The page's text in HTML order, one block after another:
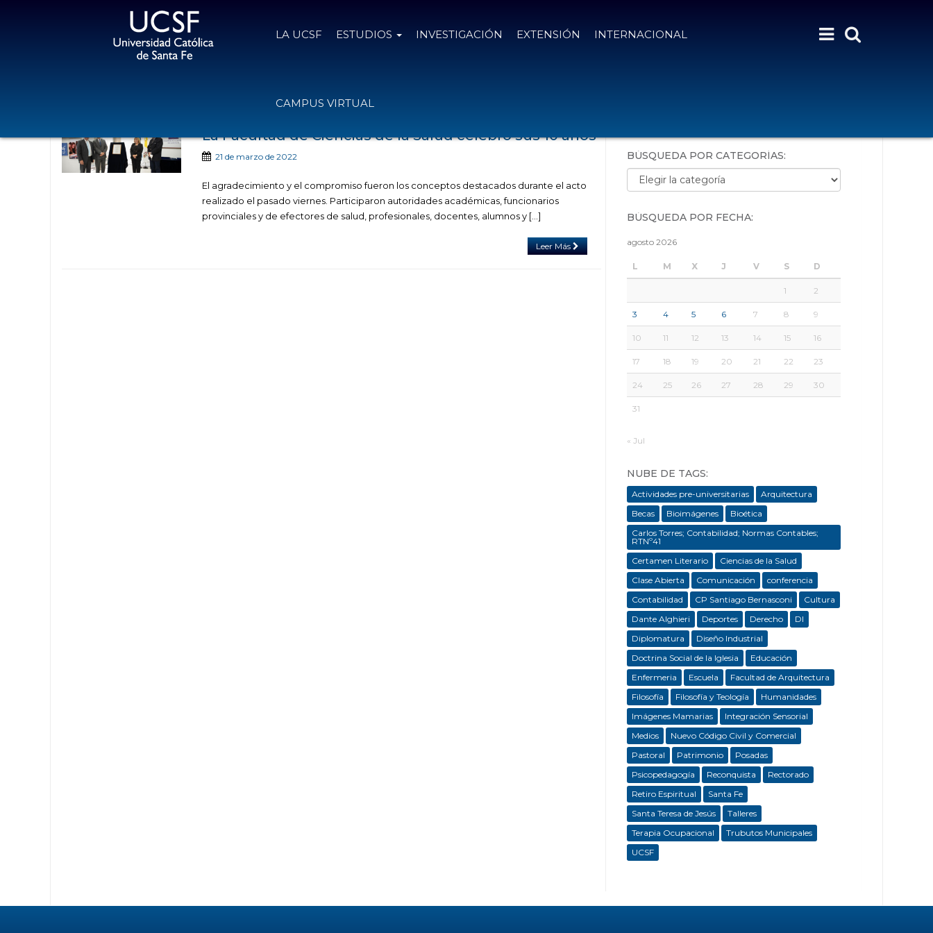
LA UCSF ESTUDIOS INVESTIGACIÓN EXTENSIÓN INTERNACIONAL
CAMPUS VIRTUAL
La Facultad de Ciencias de la Salud celebró sus 10 años
21 de marzo de 2022
El agradecimiento y el compromiso fueron los conceptos destacados durante el acto
realizado el pasado viernes. Participaron autoridades académicas, funcionarios
provinciales y de efectores de salud, profesionales, docentes, alumnos y […]
Leer Más
BÚSQUEDA POR CATEGORÍAS:
Búsqueda por categorías:
BÚSQUEDA POR FECHA:
agosto 2026
L M X J V S D
1 2
3 4 5 6 7 8 9
10 11 12 13 14 15 16
17 18 19 20 21 22 23
24 25 26 27 28 29 30
31
« Jul
NUBE DE TAGS:
Actividades pre-universitarias
Arquitectura
Becas
Bioimágenes
Bioética
Carlos Torres; Contabilidad; Normas Contables;
RTNº41
Certamen Literario
Ciencias de la Salud
Clase Abierta
Comunicación
conferencia
Contabilidad
CP Santiago Bernasconi
Cultura
Dante Alghieri
Deportes Derecho
DI
Diplomatura
Diseño Industrial
Doctrina Social de la Iglesia
Educación
Enfermeria
Escuela
Facultad de Arquitectura
Filosofía
Filosofía y Teología
Humanidades
Imágenes Mamarias
Integración Sensorial
Medios
Nuevo Código Civil y Comercial
Pastoral
Patrimonio
Posadas
Psicopedagogía
Reconquista
Rectorado
Retiro Espiritual
Santa Fe
Santa Teresa de Jesús
Talleres
Terapia Ocupacional
Trubutos Municipales
UCSF